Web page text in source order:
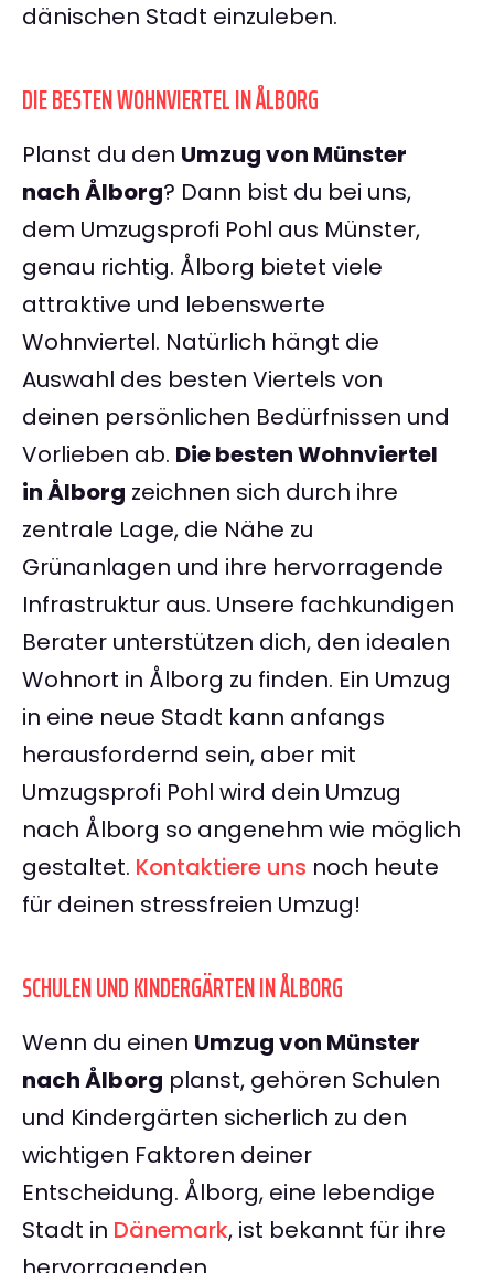
dänischen Stadt einzuleben.
DIE BESTEN WOHNVIERTEL IN ÅLBORG
Planst du den Umzug von Münster
nach Ålborg? Dann bist du bei uns,
dem Umzugsprofi Pohl aus Münster,
genau richtig. Ålborg bietet viele
attraktive und lebenswerte
Wohnviertel. Natürlich hängt die
Auswahl des besten Viertels von
deinen persönlichen Bedürfnissen und
Vorlieben ab. Die besten Wohnviertel
in Ålborg zeichnen sich durch ihre
zentrale Lage, die Nähe zu
Grünanlagen und ihre hervorragende
Infrastruktur aus. Unsere fachkundigen
Berater unterstützen dich, den idealen
Wohnort in Ålborg zu finden. Ein Umzug
in eine neue Stadt kann anfangs
herausfordernd sein, aber mit
Umzugsprofi Pohl wird dein Umzug
nach Ålborg so angenehm wie möglich
gestaltet. Kontaktiere uns noch heute
für deinen stressfreien Umzug!
SCHULEN UND KINDERGÄRTEN IN ÅLBORG
Wenn du einen Umzug von Münster
nach Ålborg planst, gehören Schulen
und Kindergärten sicherlich zu den
wichtigen Faktoren deiner
Entscheidung. Ålborg, eine lebendige
Stadt in Dänemark, ist bekannt für ihre